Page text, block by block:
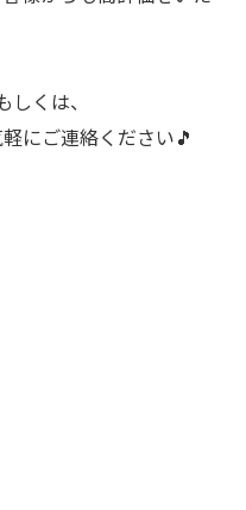
くは、
にご連絡ください🎵